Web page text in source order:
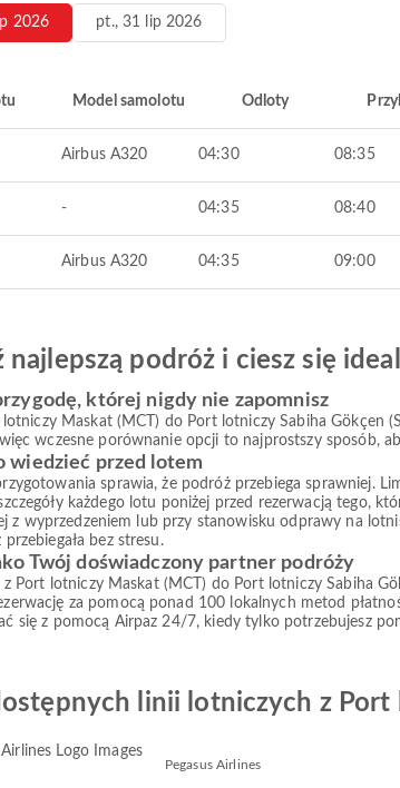
2026 pt., 31 lip 2026
Model samolotu Odloty
Airbus A320 04:30 08:35
- 04:35 08:40
Airbus A320 04:35 09:00
najlepszą podróż i ciesz się
której nigdy nie zapomnisz
Maskat (MCT) do Port lotniczy Sabiha Gökçen
wczesne porównanie opcji to najprostszy sposób,
wiedzieć przed lotem
sprawia, że podróż przebiega sprawniej.
każdego lotu poniżej przed rezerwacją tego,
z wyprzedzeniem lub przy stanowisku odprawy na
bez stresu.
Twój doświadczony partner podróży
Port lotniczy Maskat (MCT) do Port lotniczy Sabiha
za pomocą ponad 100 lokalnych metod
się z pomocą Airpaz 24/7, kiedy tylko potrzebujesz
linii lotniczych z
Pegasus Airlines